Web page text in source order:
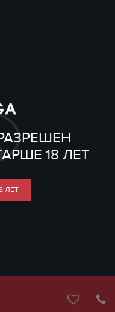
18 ЛЕТ
ЛЕТ